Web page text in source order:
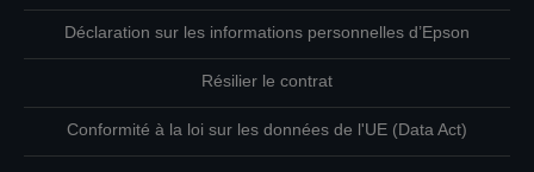
Déclaration sur les informations personnelles d’Epson
Résilier le contrat
Conformité à la loi sur les données de l'UE (Data Act)